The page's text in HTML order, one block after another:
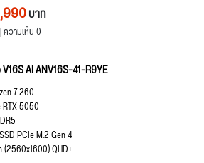
บาท
ความเห็น 0
AI ANV16S-41-R9YE
7 260
RTX 5050
PCIe M.2 Gen 4
(2560x1600) QHD+